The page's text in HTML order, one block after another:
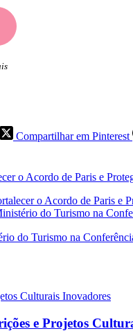
Compartilhar em Pinterest
o Acordo de Paris e
do Turismo na
e Projetos